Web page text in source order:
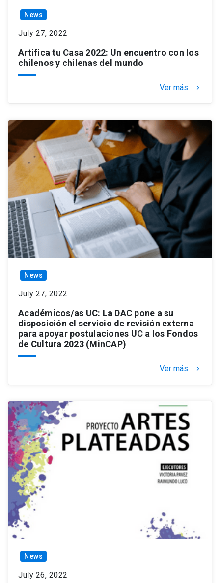
News
July 27, 2022
Artifica tu Casa 2022: Un encuentro con los
chilenos y chilenas del mundo
Ver más keyboard_arrow_right
News
July 27, 2022
Académicos/as UC: La DAC pone a su
disposición el servicio de revisión externa
para apoyar postulaciones UC a los Fondos
de Cultura 2023 (MinCAP)
Ver más keyboard_arrow_right
News
July 26, 2022